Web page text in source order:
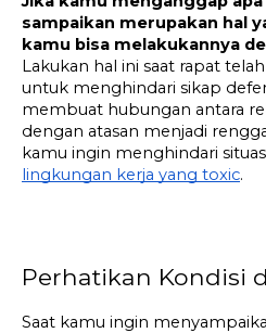
sampaikan merupakan hal
kamu bisa melakukannya
Lakukan hal ini saat rapat
untuk menghindari sikap
membuat hubungan antara
dengan atasan menjadi
lingkungan kerja yang toxic.
Perhatikan Kondisi